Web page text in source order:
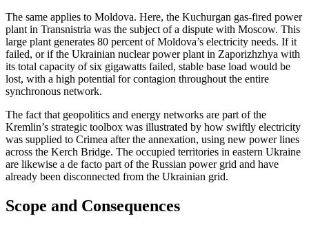
The same applies to Moldova. Here, the Kuchurgan gas-fired power
plant in Trans­nistria was the subject of a dispute with Moscow. This
large plant generates 80 per­cent of Moldova’s electricity needs. If it
failed, or if the Ukrainian nuclear power plant in Zaporizhzhya with
its total capac­ity of six gigawatts failed, stable base load would be
lost, with a high potential for contagion throughout the entire
synchronous network.
The fact that geopolitics and energy net­works are part of the
Kremlin’s strategic toolbox was illustrated by how swiftly elec­tricity
was supplied to Crimea after the annexation, using new power lines
across the Kerch Bridge. The occupied territories in eastern Ukraine
are likewise a de facto part of the Russian power grid and have
already been disconnected from the Ukrainian grid.
Scope and Consequences